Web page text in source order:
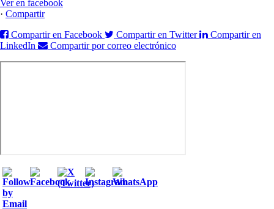
Ver en facebook
· Compartir
Compartir en Facebook
Compartir en Twitter
Compartir en
LinkedIn
Compartir por correo electrónico